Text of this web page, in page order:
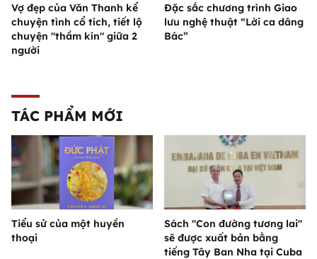
Vợ đẹp của Văn Thanh kể
chuyện tình cổ tích, tiết lộ
chuyện "thầm kín" giữa 2
người
Đặc sắc chương trình Giao
lưu nghệ thuật “Lời ca dâng
Bác”
TÁC PHẨM MỚI
Tiểu sử của một huyền
thoại
Sách "Con đường tương lai"
sẽ được xuất bản bằng
tiếng Tây Ban Nha tại Cuba